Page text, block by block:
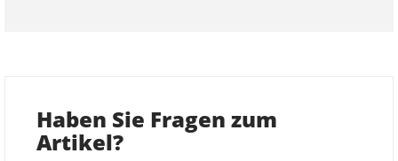
Haben Sie Fragen zum
Artikel?